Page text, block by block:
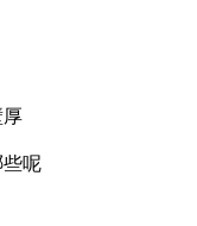
厚
呢